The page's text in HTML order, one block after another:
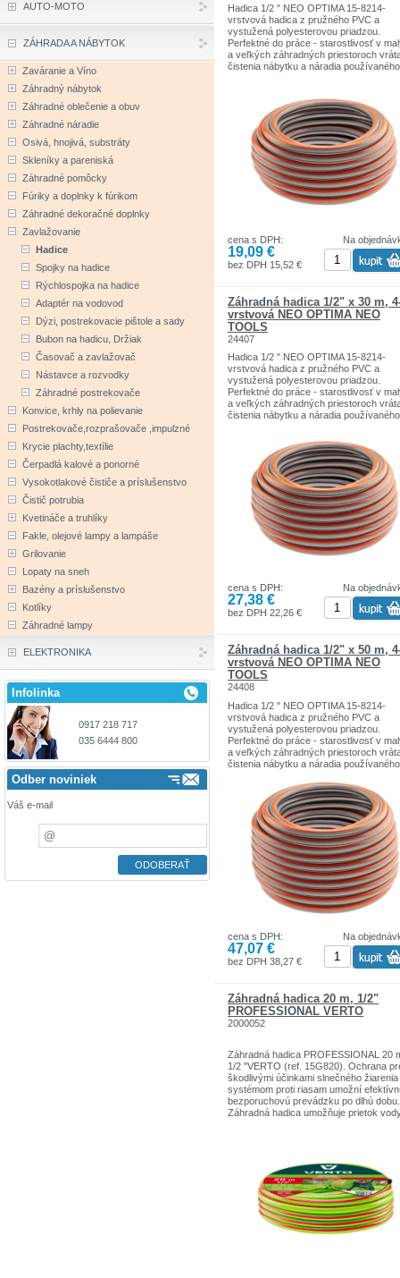
Hadica 1/2 " NEO OPTIMA 15-8214-
vrstvová hadica z pružného PVC a
vystužená polyesterovou priadzou.
Perfektné do práce - starostlivosť v
a veľkých záhradných priestoroch
čistenia nábytku a náradia používaného
vhodný pre kontakt s potravinami
vrstve Food Safe. Pracovný tlak 8 bar.
Deštrukčný tlak 25 bar. Teplotný
° C až + 60 ° C
Na
cena s DPH:
19,09 €
bez DPH 15,52 €
Záhradná hadica 1/2" x 30 m,
vrstvová NEO OPTIMA NEO
TOOLS
24407
Hadica 1/2 " NEO OPTIMA 15-8214-
vrstvová hadica z pružného PVC a
vystužená polyesterovou priadzou.
Perfektné do práce - starostlivosť v
a veľkých záhradných priestoroch
čistenia nábytku a náradia používaného
vhodný pre kontakt s potravinami
vrstve Food Safe. Pracovný tlak 8 bar.
Deštrukčný tlak 25 bar. Teplotný
° C až + 60 ° C
Na
cena s DPH:
27,38 €
bez DPH 22,26 €
Záhradná hadica 1/2" x 50 m,
vrstvová NEO OPTIMA NEO
TOOLS
24408
Hadica 1/2 " NEO OPTIMA 15-8214-
vrstvová hadica z pružného PVC a
vystužená polyesterovou priadzou.
Perfektné do práce - starostlivosť v
a veľkých záhradných priestoroch
čistenia nábytku a náradia používaného
Odolný voči usadzovaniu rias a UV
vhodný pre kontakt s potravinami
vrstve Food Safe. Pracovný tlak 8 bar.
Deštrukčný tlak 25 bar. Teplotný
° C až + 60 ° C
Na
cena s DPH:
47,07 €
bez DPH 38,27 €
Záhradná hadica 20 m, 1/2"
PROFESSIONAL VERTO
2000052
Záhradná hadica PROFESSIONAL 20
1/2 "VERTO (ref. 15G820). Ochrana
škodlivými účinkami slnečného žiarenia
systémom proti riasam umožní
bezporuchovú prevádzku po dlhú dobu.
Záhradná hadica umožňuje prietok
záhradných, dielenských a domácich
Ručné a elektrické náradie sú ideálne
stredné zaťaženie.
AUTO-MOTO
ZÁHRADA A NÁBYTOK
Zaváranie a Víno
Záhradný nábytok
Záhradné oblečenie a obuv
Záhradné náradie
Osivá, hnojivá, substráty
Skleníky a pareniská
Záhradné pomôcky
Fúriky a doplnky k fúrikom
Záhradné dekoračné doplnky
Zavlažovanie
Hadice
Spojky na hadice
Rýchlospojka na hadice
Adaptér na vodovod
Dýzi, postrekovacie pištole a sady
Bubon na hadicu, Držiak
Časovač a zavlažovač
Nástavce a rozvodky
Záhradné postrekovače
Konvice, krhly na polievanie
Postrekovače,rozprašovače ,impulzné
Krycie plachty,textílie
Čerpadlá kalové a ponorné
Vysokotlakové čističe a príslušenstvo
Čistič potrubia
Kvetináče a truhlíky
Fakle, olejové lampy a lampáše
Grilovanie
Lopaty na sneh
Bazény a príslušenstvo
Kotlíky
Záhradné lampy
ELEKTRONIKA
Infolinka
0917 218 717
035 6444 800
Odber noviniek
Váš e-mail